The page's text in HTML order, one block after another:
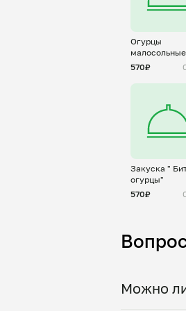
Огурцы
малосольные
570₽
Закуска "
огурцы"
570₽
Можно